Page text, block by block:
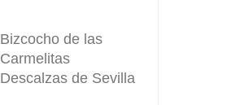
Bizcocho de las
Carmelitas
Descalzas de Sevilla